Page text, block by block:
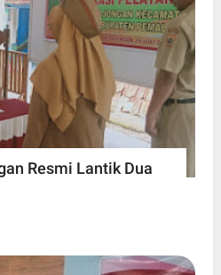
Resmi Lantik Dua